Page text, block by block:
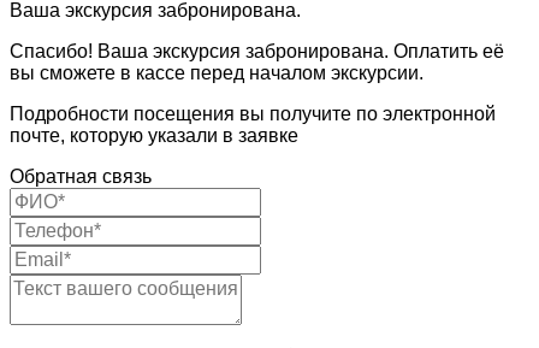
Ваша экскурсия забронирована.
Спасибо! Ваша экскурсия забронирована. Оплатить её
вы сможете в кассе перед началом экскурсии.
Подробности посещения вы получите по электронной
почте, которую указали в заявке
Обратная связь